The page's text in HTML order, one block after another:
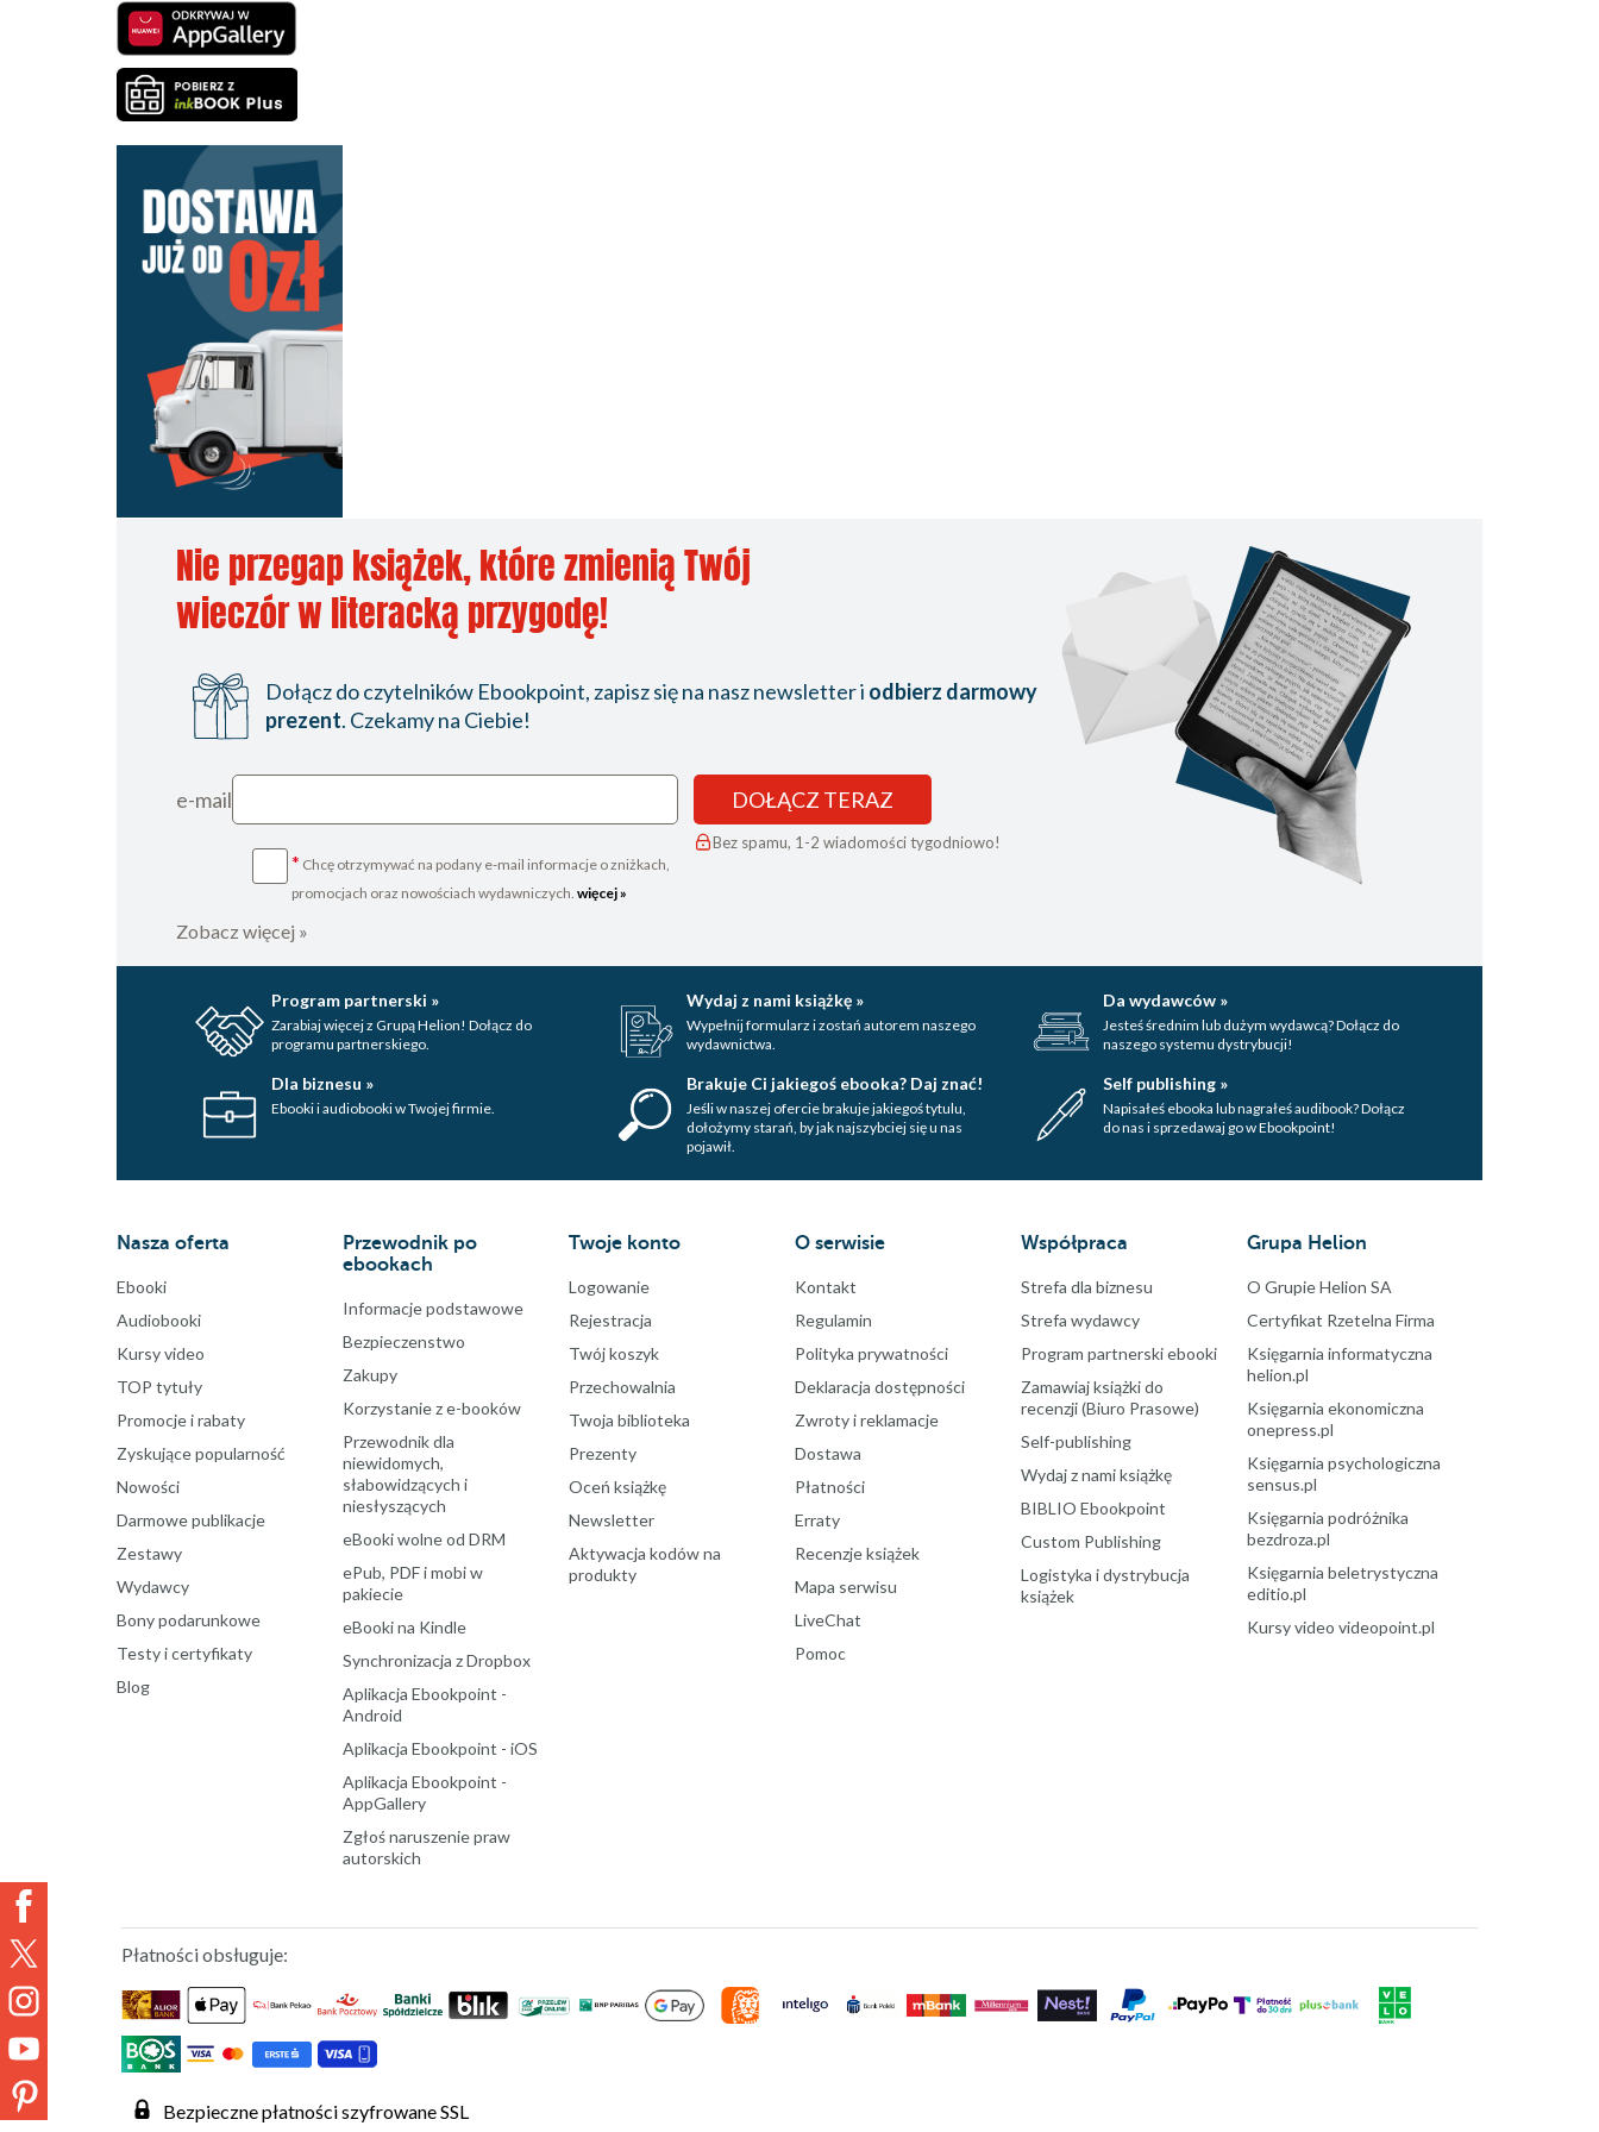
Nie przegap książek, które zmienią Twój
wieczór w literacką przygodę!
Dołącz do czytelników Ebookpoint, zapisz się na nasz newsletter i odbierz darmowy
prezent. Czekamy na Ciebie!
e-mail
* Chcę otrzymywać na podany e-mail informacje o zniżkach,
promocjach oraz nowościach wydawniczych. więcej »
DOŁĄCZ TERAZ
Bez spamu, 1-2 wiadomości tygodniowo!
Zobacz więcej »
Program partnerski »
Zarabiaj więcej z Grupą Helion! Dołącz do
programu partnerskiego.
Wydaj z nami książkę »
Wypełnij formularz i zostań autorem naszego
wydawnictwa.
Da wydawców »
Jesteś średnim lub dużym wydawcą? Dołącz do
naszego systemu dystrybucji!
Dla biznesu »
Ebooki i audiobooki w Twojej firmie.
Brakuje Ci jakiegoś ebooka? Daj znać!
Jeśli w naszej ofercie brakuje jakiegoś tytulu,
dołożymy starań, by jak najszybciej się u nas
pojawił.
Self publishing »
Napisałeś ebooka lub nagrałeś audibook? Dołącz
do nas i sprzedawaj go w Ebookpoint!
Nasza oferta
Ebooki
Audiobooki
Kursy video
TOP tytuły
Promocje i rabaty
Zyskujące popularność
Nowości
Darmowe publikacje
Zestawy
Wydawcy
Bony podarunkowe
Testy i certyfikaty
Blog
Przewodnik po
ebookach
Informacje podstawowe
Bezpieczenstwo
Zakupy
Korzystanie z e-booków
Przewodnik dla
niewidomych,
słabowidzących i
niesłyszących
eBooki wolne od DRM
ePub, PDF i mobi w
pakiecie
eBooki na Kindle
Synchronizacja z Dropbox
Aplikacja Ebookpoint -
Android
Aplikacja Ebookpoint - iOS
Aplikacja Ebookpoint -
AppGallery
Zgłoś naruszenie praw
autorskich
Twoje konto
Logowanie
Rejestracja
Twój koszyk
Przechowalnia
Twoja biblioteka
Prezenty
Oceń książkę
Newsletter
Aktywacja kodów na
produkty
O serwisie
Kontakt
Regulamin
Polityka prywatności
Deklaracja dostępności
Zwroty i reklamacje
Dostawa
Płatności
Erraty
Recenzje książek
Mapa serwisu
LiveChat
Pomoc
Współpraca
Strefa dla biznesu
Strefa wydawcy
Program partnerski ebooki
Zamawiaj książki do
recenzji (Biuro Prasowe)
Self-publishing
Wydaj z nami książkę
BIBLIO Ebookpoint
Custom Publishing
Logistyka i dystrybucja
książek
Grupa Helion
O Grupie Helion SA
Certyfikat Rzetelna Firma
Księgarnia informatyczna
helion.pl
Księgarnia ekonomiczna
onepress.pl
Księgarnia psychologiczna
sensus.pl
Księgarnia podróżnika
bezdroza.pl
Księgarnia beletrystyczna
editio.pl
Kursy video videopoint.pl
Płatności obsługuje:
Bezpieczne płatności szyfrowane SSL